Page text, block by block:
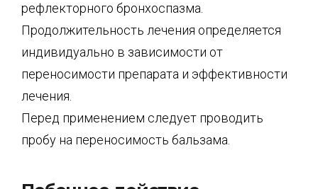
рефлекторного бронхоспазма.
Продолжительность лечения определяется
индивидуально в зависимости от
переносимости препарата и эффективности
лечения.
Перед применением следует проводить
пробу на переносимость бальзама.